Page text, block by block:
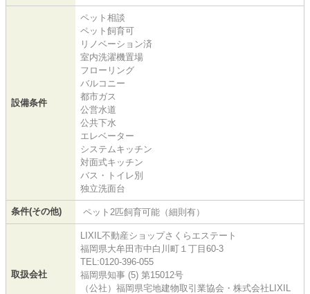
設備条件
ペット相談
ペット飼育可
リノベーション済
室内洗濯機置場
フローリング
バルコニー
都市ガス
公営水道
公共下水
エレベーター
システムキッチン
対面式キッチン
バス・トイレ別
独立洗面台
条件(その他) ペット2匹飼育可能（細則有）
取扱会社
LIXIL不動産ショップさくらエステート
福岡県大牟田市中白川町１丁目60-3
TEL:0120-396-055
福岡県知事 (5) 第15012号
（公社）福岡県宅地建物取引業協会・株式会社LIXIL